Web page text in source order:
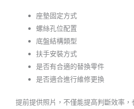
座墊固定方式
螺絲孔位配置
底盤結構類型
扶手安裝方式
是否有合適的替換零件
是否適合進行維修更換
提前提供照片，不僅能提高判斷效率